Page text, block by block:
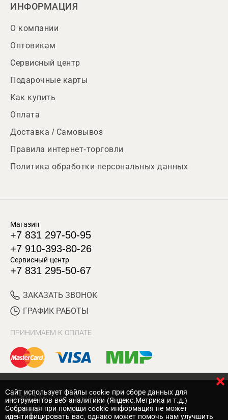
ИНФОРМАЦИЯ
О компании
Оптовикам
Сервисный центр
Подарочные карты
Как купить
Оплата
Доставка / Самовывоз
Правила интернет-торговли
Политика обработки персональных данных
Магазин
+7 831 297-50-95
+7 910-393-80-26
Сервисный центр
+7 831 295-50-67
ЗАКАЗАТЬ ЗВОНОК
ГРАФИК РАБОТЫ
ПРИНИМАЕМ К ОПЛАТЕ
© 2017 Магазин Хозяин
Нижний Новгород
Cайт использует файлы cookie при сборе данных для
инструментов веб-аналитики (Яндекс.Метрика и т.д.)
Собранная при помощи cookie информация не может
идентифицировать вас, однако может помочь нам улучшить